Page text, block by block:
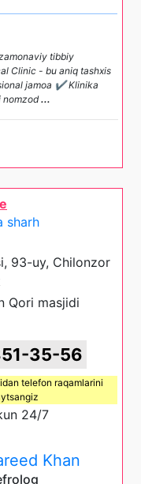
tibbiy
Clinic - bu aniq tashxis
jamoa ✔️ Klinika
nomzod...
sharh
93-uy, Chilonzor
Qori masjidi
35-56
telefon raqamlarini
24/7
Khan